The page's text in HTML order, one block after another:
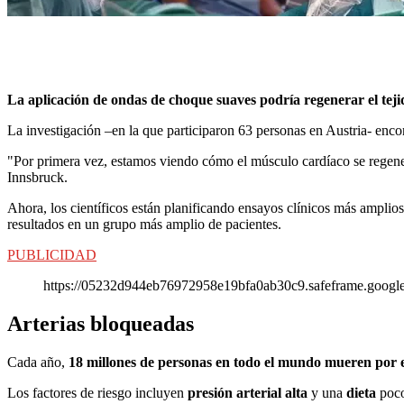
La aplicación de ondas de choque suaves podría regenerar el
La investigación –en la que participaron 63 personas en Austria-
"Por primera vez, estamos viendo cómo el músculo cardíaco se
Innsbruck.
Ahora, los científicos están planificando ensayos clínicos más
resultados en un grupo más amplio de pacientes.
PUBLICIDAD
https://
Arterias bloqueadas
Cada año, 18 millones de personas en todo el mundo mueren por
Los factores de riesgo incluyen presión arterial alta y una dieta